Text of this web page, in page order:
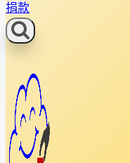
捐款